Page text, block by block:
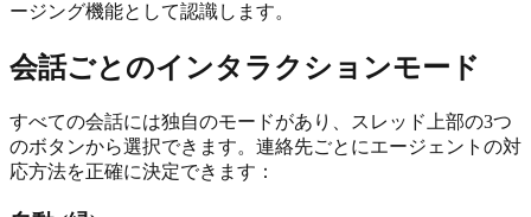
ージング機能として認識します。
会話ごとのインタラクションモード
すべての会話には独自のモードがあり、スレッド上部の3つ
のボタンから選択できます。連絡先ごとにエージェントの対
応方法を正確に決定できます：